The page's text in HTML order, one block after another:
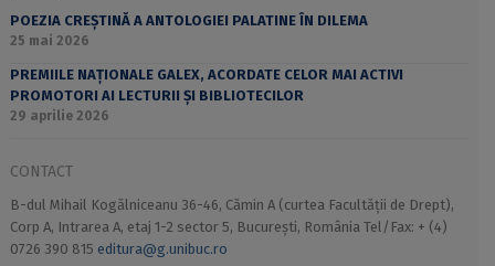
POEZIA CREȘTINĂ A ANTOLOGIEI PALATINE ÎN DILEMA
25 mai 2026
PREMIILE NAȚIONALE GALEX, ACORDATE CELOR MAI ACTIVI
PROMOTORI AI LECTURII ȘI BIBLIOTECILOR
29 aprilie 2026
CONTACT
B-dul Mihail Kogălniceanu 36-46, Cămin A (curtea Facultății de Drept),
Corp A, Intrarea A, etaj 1-2 sector 5, București, România Tel/Fax: + (4)
0726 390 815 editura@g.unibuc.ro